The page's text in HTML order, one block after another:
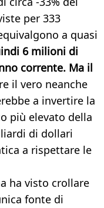
per 333
a quasi
6 milioni di
corrente. Ma il
il vero neanche
a invertire la
più elevato della
di dollari
a rispettare le
ha visto crollare
fonte di